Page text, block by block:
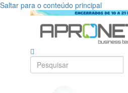
Saltar para o conteúdo principal